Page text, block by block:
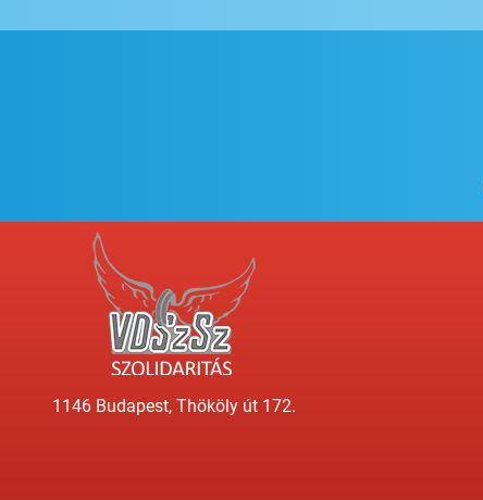
1146 Budapest, Thököly út 172.